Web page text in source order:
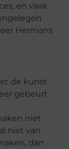
en vaak
Hermans
de kunst
gebeurt.
niet
niet van
dan